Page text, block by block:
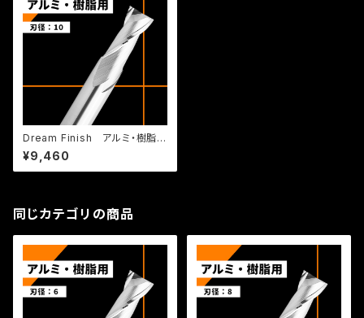
Dream Finish アルミ・樹脂
用 DRAI 10-2
¥9,460
同じカテゴリの商品